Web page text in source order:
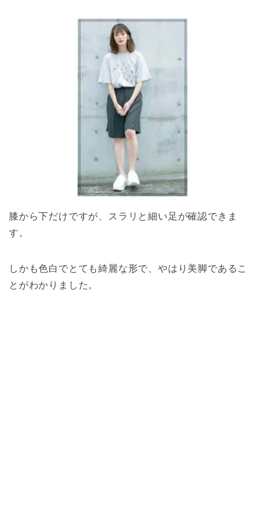
膝から下だけですが、スラリと細い足が確認できま
す。
しかも色白でとても綺麗な形で、やはり美脚であるこ
とがわかりました。